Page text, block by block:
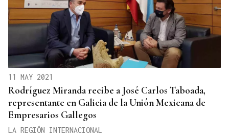
11 MAY 2021
Rodríguez Miranda recibe a José Carlos Taboada,
representante en Galicia de la Unión Mexicana de
Empresarios Gallegos
LA REGIÓN INTERNACIONAL